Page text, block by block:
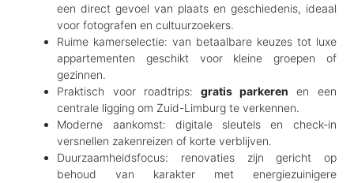
een direct gevoel van plaats en geschiedenis, ideaal
voor fotografen en cultuurzoekers.
Ruime kamerselectie: van betaalbare keuzes tot luxe
appartementen geschikt voor kleine groepen of
gezinnen.
Praktisch voor roadtrips: gratis parkeren en een
centrale ligging om Zuid-Limburg te verkennen.
Moderne aankomst: digitale sleutels en check-in
versnellen zakenreizen of korte verblijven.
Duurzaamheidsfocus: renovaties zijn gericht op
behoud van karakter met energiezuinigere